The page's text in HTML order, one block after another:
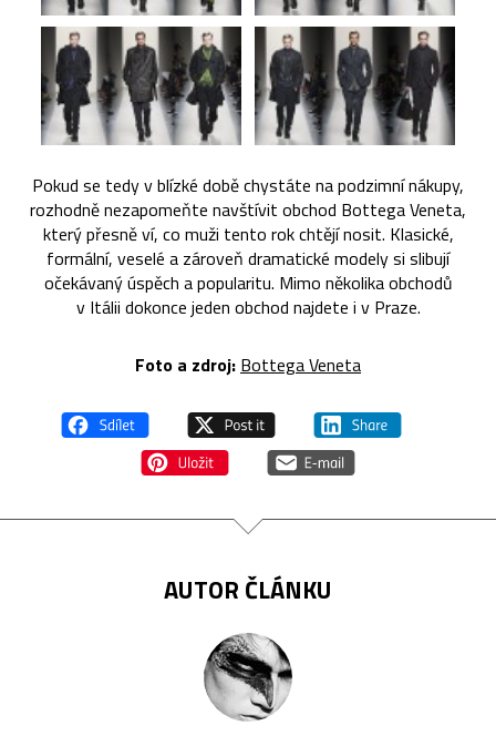
Pokud se tedy v blízké době chystáte na podzimní nákupy,
rozhodně nezapomeňte navštívit obchod Bottega Veneta,
který přesně ví, co muži tento rok chtějí nosit. Klasické,
formální, veselé a zároveň dramatické modely si slibují
očekávaný úspěch a popularitu. Mimo několika obchodů
v Itálii dokonce jeden obchod najdete i v Praze.
Foto a zdroj: Bottega Veneta
AUTOR ČLÁNKU